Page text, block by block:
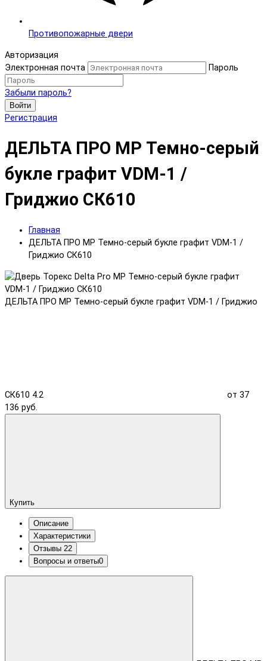
Противопожарные двери
Авторизация
Электронная почта
Пароль
Забыли пароль?
Войти
Регистрация
ДЕЛЬТА ПРО MP Темно-серый
букле графит VDM-1 /
Гриджио СК610
Главная
ДЕЛЬТА ПРО MP Темно-серый букле графит VDM-1 /
Гриджио СК610
ДЕЛЬТА ПРО MP Темно-серый букле графит VDM-1 / Гриджио
СК610 4.2
от 37
136 руб.
Купить
Описание
Характеристики
Отзывы 22
Вопросы и ответы0